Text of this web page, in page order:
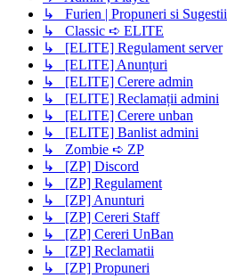
↳ Furien | Propuneri si Sugestii
↳ Classic ➪ ELITE
↳ [ELITE] Regulament server
↳ [ELITE] Anunțuri
↳ [ELITE] Cerere admin
↳ [ELITE] Reclamații admini
↳ [ELITE] Cerere unban
↳ [ELITE] Banlist admini
↳ Zombie ➪ ZP
↳ [ZP] Discord
↳ [ZP] Regulament
↳ [ZP] Anunturi
↳ [ZP] Cereri Staff
↳ [ZP] Cereri UnBan
↳ [ZP] Reclamatii
↳ [ZP] Propuneri